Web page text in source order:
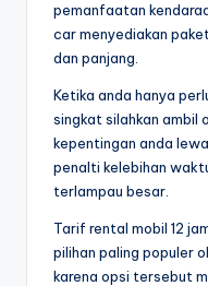
pemanfaatan
car menyediakan
dan panjang.
Ketika anda hanya
singkat silahkan ambil
kepentingan anda
penalti kelebihan
terlampau besar.
Tarif rental mobil 12
pilihan paling populer
karena opsi tersebut